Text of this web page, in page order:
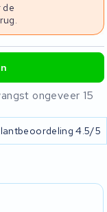
de
ongeveer 15
4.5/5